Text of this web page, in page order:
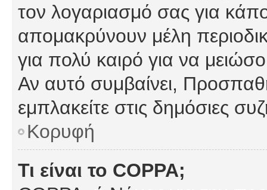
τον λογαριασμό σας για
απομακρύνουν μέλη
για πολύ καιρό για να
Αν αυτό συμβαίνει,
εμπλακείτε στις δημόσιες
Κορυφή
Τι είναι το COPPA;